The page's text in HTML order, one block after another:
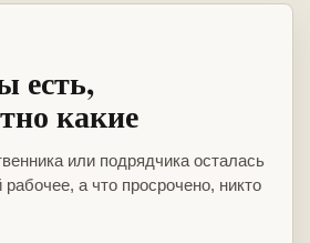
есть,
какие
или подрядчика осталась
рабочее, а что просрочено, никто